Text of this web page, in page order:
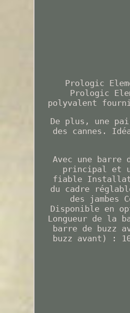
Prologic
Prologic
polyvalent
De plus, une
des cannes.
Avec une
principal et
fiable
du cadre
des jambes
Disponible en
Longueur de la
barre de buzz
buzz avant) :